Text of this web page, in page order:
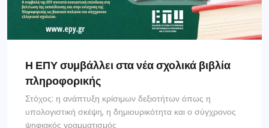
Η ΕΠΥ συμβάλλει στα νέα σχολικά βιβλία
πληροφορικής
Στόχος: η ανάπτυξη κρίσιμων δεξιοτήτων όπως η
υπολογιστική σκέψη, η δημιουρικότητα και ο σύγχρονος
ψηφιακός γραμματισμός